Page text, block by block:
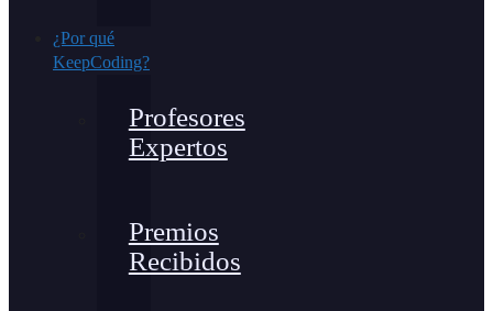
¿Por qué
KeepCoding?
Profesores
Expertos
Premios
Recibidos